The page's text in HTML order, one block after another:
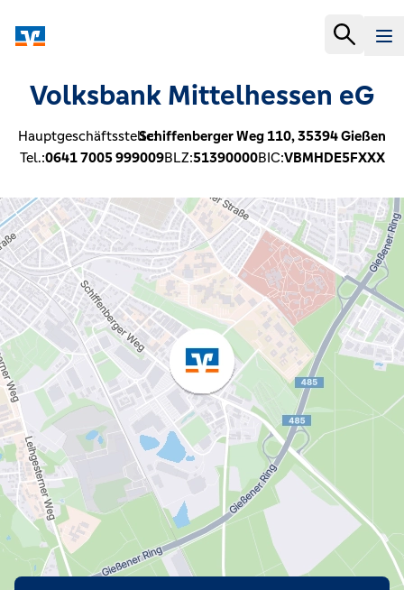
Volksbank Mittelhessen eG
Hauptgeschäftsstelle:Schiffenberger Weg 110,35394Gießen
Tel.:0641 7005 999009BLZ:51390000BIC:VBMHDE5FXXX